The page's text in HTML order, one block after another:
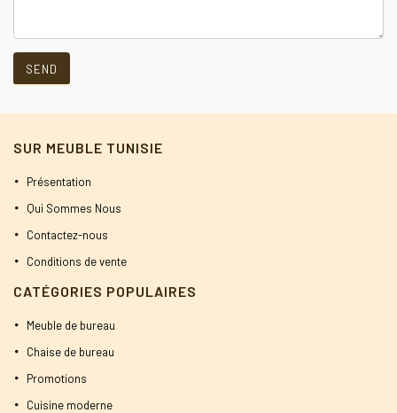
SUR MEUBLE TUNISIE
Présentation
Qui Sommes Nous
Contactez-nous
Conditions de vente
CATÉGORIES POPULAIRES
Meuble de bureau
Chaise de bureau
Promotions
Cuisine moderne